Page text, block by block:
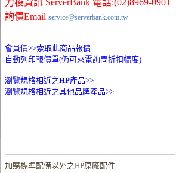
力梭資訊 ServerBank 電話:(02)8969-0901
詢價Email service@serverbank.com.tw
會員價>>索取此商品報價
自動列印報價單(仍可來電詢問折扣幅度)
瀏覽規格相近之HP產品>>
瀏覽規格相近之其他品牌產品>>
加購標準配備以外之HP原廠配件